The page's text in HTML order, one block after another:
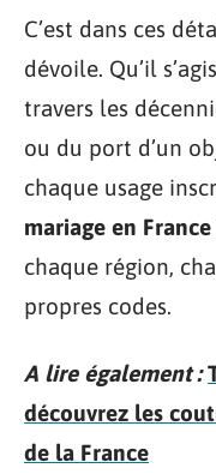
C’est dans ces
dévoile. Qu’il
travers les
ou du port d’un
chaque usage
mariage en France
chaque région,
propres codes.
A lire également :
découvrez les
de la France